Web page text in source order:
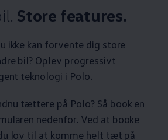
Store features.
ikke kan forvente dig store
bil? Oplev progressivt
teknologi i Polo.
tættere på Polo? Så book en
nedenfor. Ved at booke
lov til at komme helt tæt på